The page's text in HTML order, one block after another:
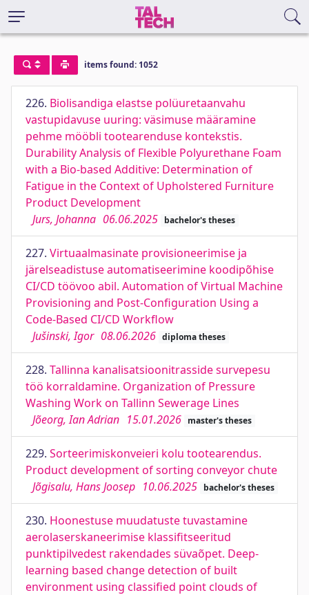
items found: 1052
226. Biolisandiga elastse polüuretaanvahu
vastupidavuse uuring: väsimuse määramine
pehme mööbli tootearenduse kontekstis.
Durability Analysis of Flexible Polyurethane Foam
with a Bio-based Additive: Determination of
Fatigue in the Context of Upholstered Furniture
Product Development
Jurs, Johanna 06.06.2025 bachelor's theses
227. Virtuaalmasinate provisioneerimise ja
järelseadistuse automatiseerimine koodipõhise
CI/CD töövoo abil. Automation of Virtual Machine
Provisioning and Post-Configuration Using a
Code-Based CI/CD Workflow
Jušinski, Igor 08.06.2026 diploma theses
228. Tallinna kanalisatsioonitrasside survepesu
töö korraldamine. Organization of Pressure
Washing Work on Tallinn Sewerage Lines
Jõeorg, Ian Adrian 15.01.2026 master's theses
229. Sorteerimiskonveieri kolu tootearendus.
Product development of sorting conveyor chute
Jõgisalu, Hans Joosep 10.06.2025 bachelor's theses
230. Hoonestuse muudatuste tuvastamine
aerolaserskaneerimise klassifitseeritud
punktipilvedest rakendades süvaõpet. Deep-
learning based change detection of built
environment using classified point clouds of